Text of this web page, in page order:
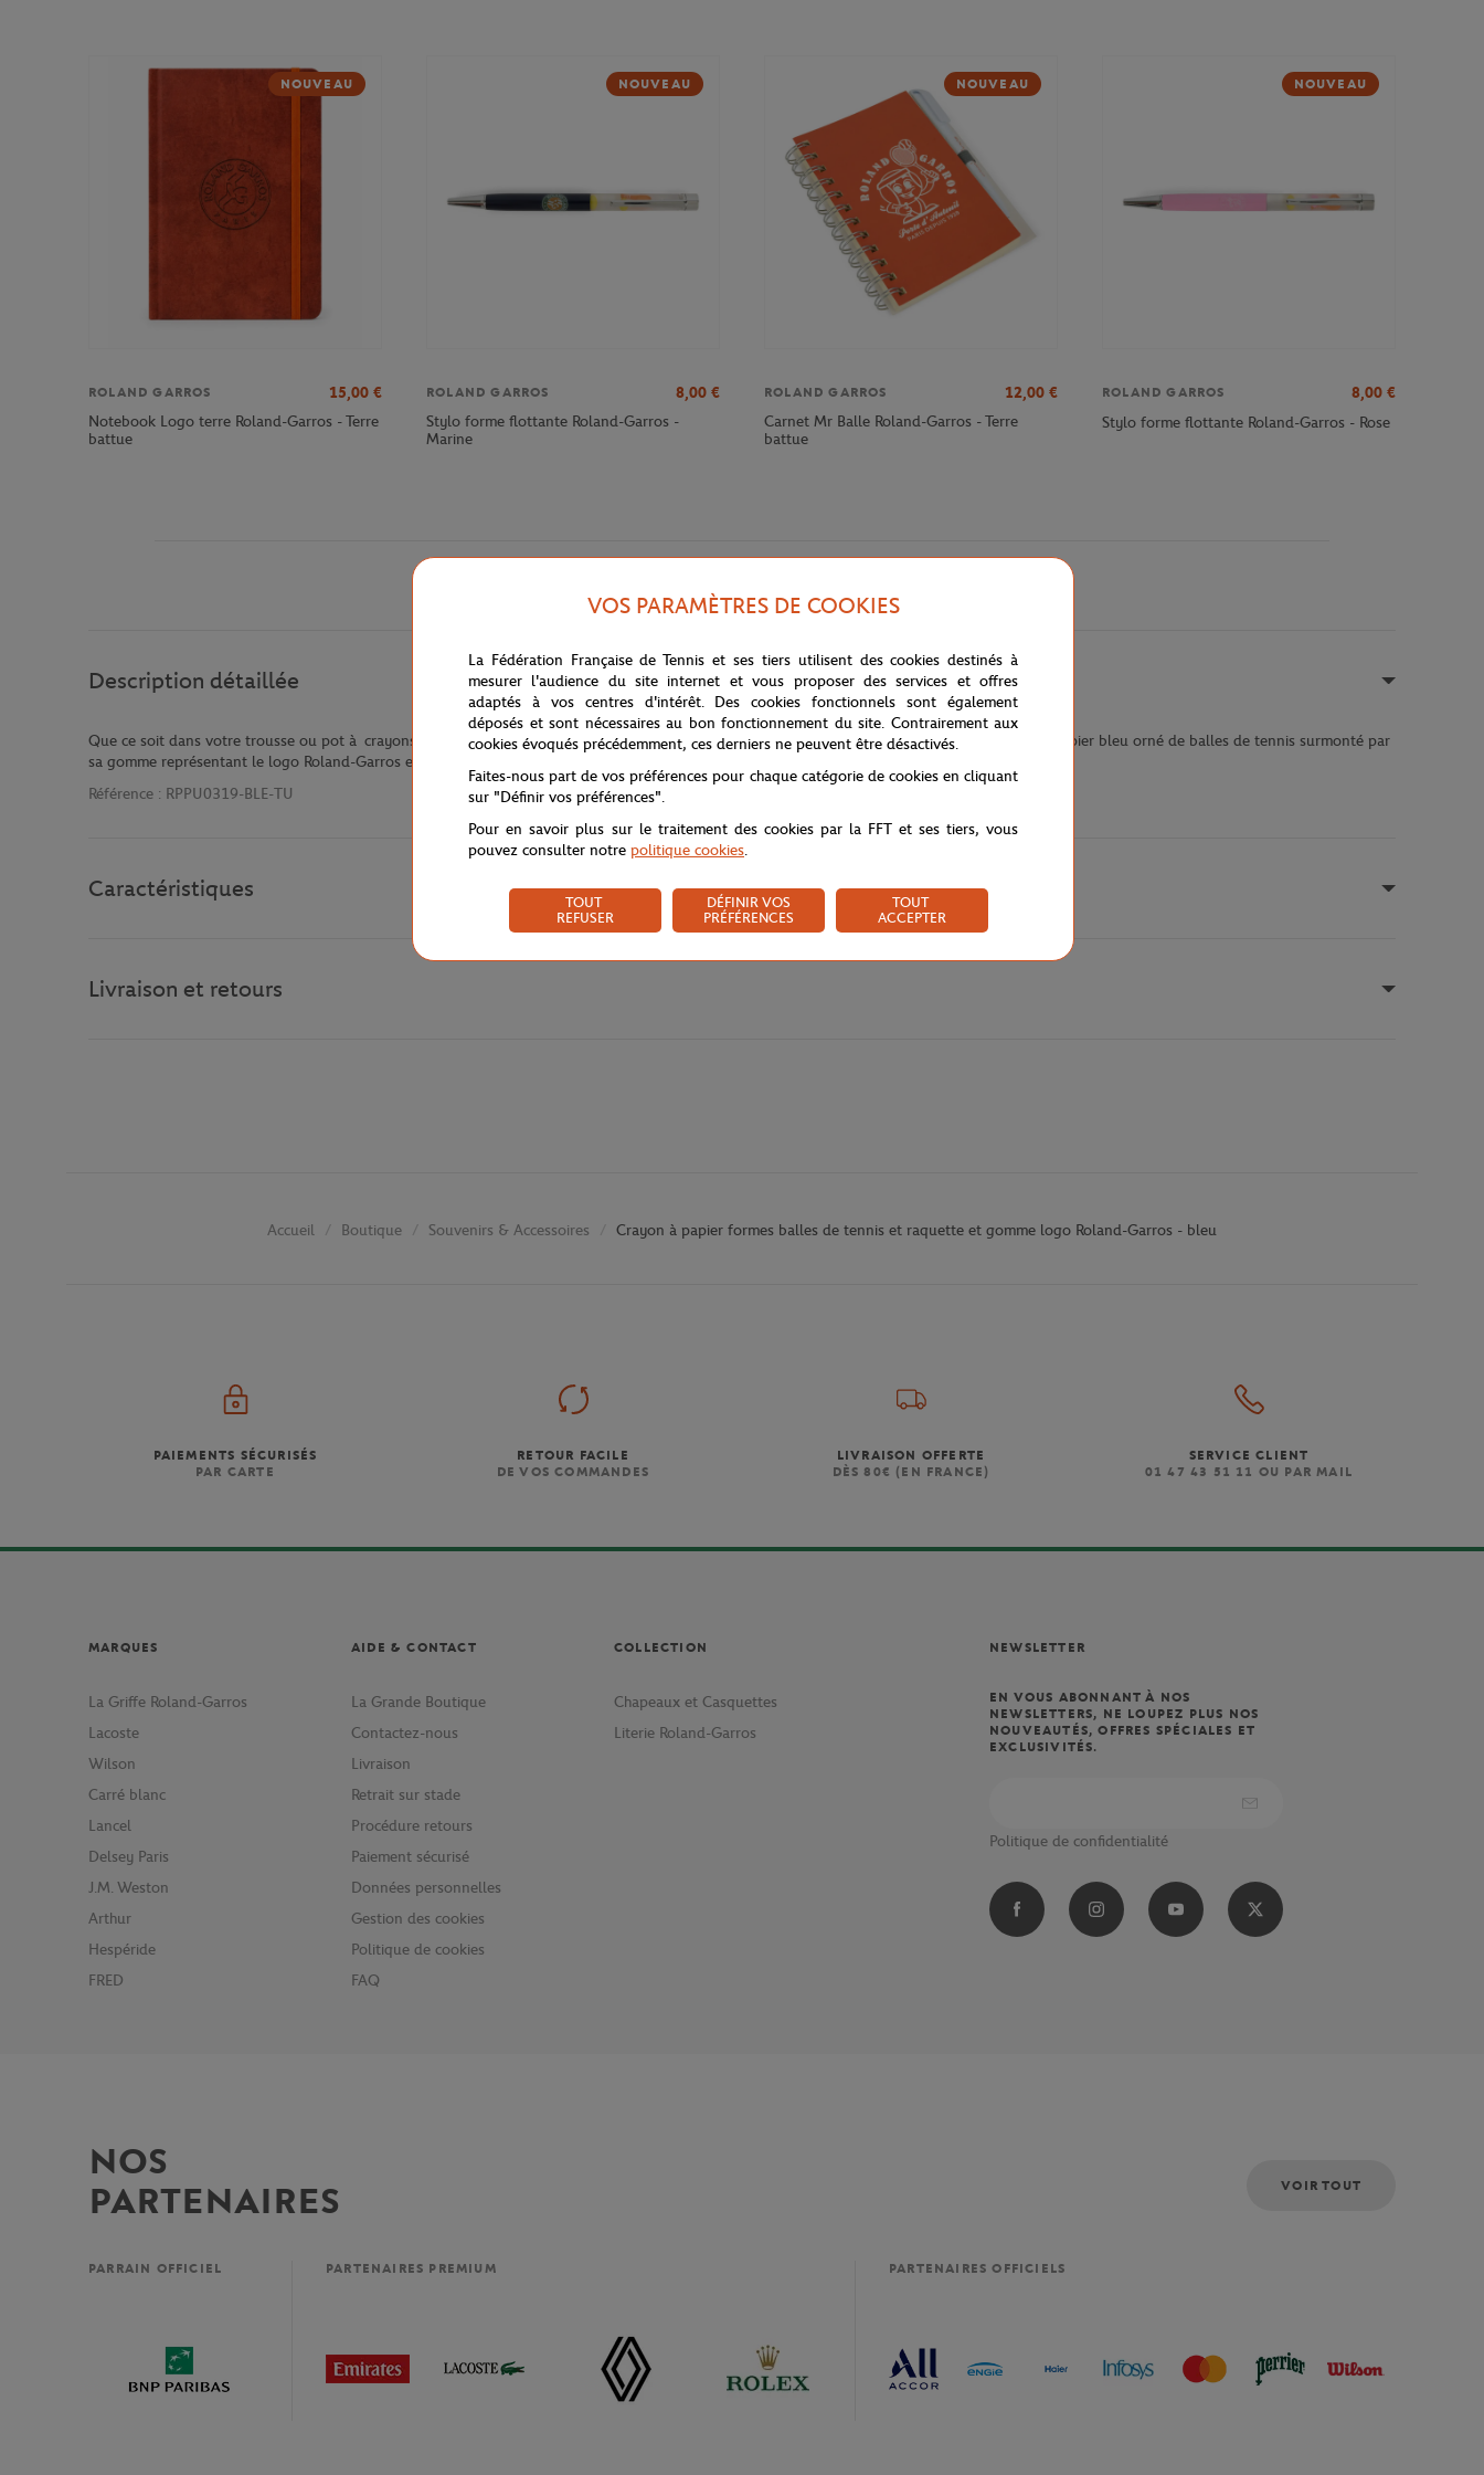
NOUVEAU
ROLAND GARROS 15,00 €
Notebook Logo terre Roland-Garros - Terre
battue
NOUVEAU
ROLAND GARROS 8,00 €
Stylo forme flottante Roland-Garros -
Marine
NOUVEAU
ROLAND GARROS 12,00 €
Carnet Mr Balle Roland-Garros - Terre
battue
NOUVEAU
ROLAND GARROS 8,00 €
Stylo forme flottante Roland-Garros - Rose
Description détaillée
Que ce soit dans votre trousse ou pot à crayons, retrouvez au quotidien vos émotions vécues durant le tournois de légende avec ce crayon à papier bleu orné de balles de tennis surmonté par
sa gomme représentant le logo Roland-Garros en bleu.
Référence : RPPU0319-BLE-TU
Caractéristiques
Livraison et retours
Accueil Boutique Souvenirs & Accessoires Crayon à papier formes balles de tennis et raquette et gomme logo Roland-Garros - bleu
PAIEMENTS SÉCURISÉS
PAR CARTE
RETOUR FACILE
DE VOS COMMANDES
LIVRAISON OFFERTE
DÈS 80€ (EN FRANCE)
SERVICE CLIENT
01 47 43 51 11 OU PAR MAIL
NEWSLETTER
EN VOUS ABONNANT À NOS
NEWSLETTERS, NE LOUPEZ PLUS NOS
NOUVEAUTÉS, OFFRES SPÉCIALES ET
EXCLUSIVITÉS.
Politique de confidentialité
MARQUES
La Griffe Roland-Garros
Lacoste
Wilson
Carré blanc
Lancel
Delsey Paris
J.M. Weston
Arthur
Hespéride
FRED
AIDE & CONTACT
La Grande Boutique
Contactez-nous
Livraison
Retrait sur stade
Procédure retours
Paiement sécurisé
Données personnelles
Gestion des cookies
Politique de cookies
FAQ
COLLECTION
Chapeaux et Casquettes
Literie Roland-Garros
NOS
PARTENAIRES
VOIR TOUT
PARRAIN OFFICIEL PARTENAIRES PREMIUM PARTENAIRES OFFICIELS
VOS PARAMÈTRES DE COOKIES
La Fédération Française de Tennis et ses tiers utilisent des cookies destinés à
mesurer l'audience du site internet et vous proposer des services et offres
adaptés à vos centres d'intérêt. Des cookies fonctionnels sont également
déposés et sont nécessaires au bon fonctionnement du site. Contrairement aux
cookies évoqués précédemment, ces derniers ne peuvent être désactivés.
Faites-nous part de vos préférences pour chaque catégorie de cookies en cliquant
sur "Définir vos préférences".
Pour en savoir plus sur le traitement des cookies par la FFT et ses tiers, vous
pouvez consulter notre politique cookies.
TOUT
REFUSER
DÉFINIR VOS
PRÉFÉRENCES
TOUT
ACCEPTER